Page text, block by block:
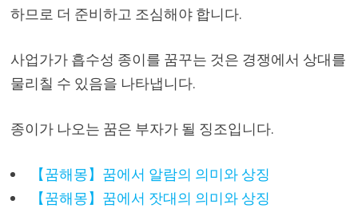
하므로 더 준비하고 조심해야 합니다.
사업가가 흡수성 종이를 꿈꾸는 것은 경쟁에서 상대를
물리칠 수 있음을 나타냅니다.
종이가 나오는 꿈은 부자가 될 징조입니다.
【꿈해몽】꿈에서 알람의 의미와 상징
【꿈해몽】꿈에서 잣대의 의미와 상징